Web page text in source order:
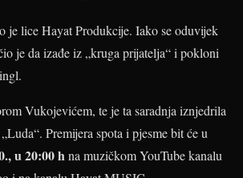
je lice Hayat Produkcije. Iako se oduvijek
je da izađe iz „kruga prijatelja“ i pokloni
Vukojevićem, te je ta saradnja iznjedrila
Premijera spota i pjesme bit će u
u 20:00 hna muzičkom YouTube kanalu